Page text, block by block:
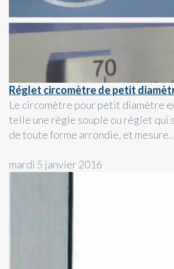
Réglet circomètre de petit
Le circomètre pour petit diamètre
telle une règle souple ou réglet qui
de toute forme arrondie, et
mardi 5 janvier 2016